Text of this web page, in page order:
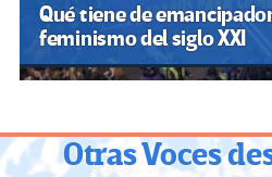
Qué tiene de
feminismo del siglo XXI
Otras Voces